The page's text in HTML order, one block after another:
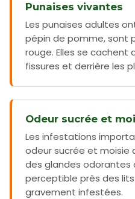
Punaises vivantes
Les punaises adultes
pépin de pomme, sont
rouge. Elles se cachent
fissures et derrière les
Odeur sucrée et
Les infestations
odeur sucrée et moisie
des glandes odorantes
perceptible près des
gravement infestées.